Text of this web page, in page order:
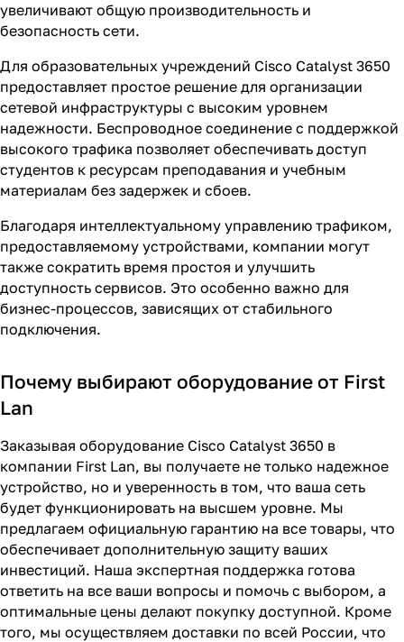
увеличивают общую производительность и
безопасность сети.
Для образовательных учреждений Cisco Catalyst 3650
предоставляет простое решение для организации
сетевой инфраструктуры с высоким уровнем
надежности. Беспроводное соединение с поддержкой
высокого трафика позволяет обеспечивать доступ
студентов к ресурсам преподавания и учебным
материалам без задержек и сбоев.
Благодаря интеллектуальному управлению трафиком,
предоставляемому устройствами, компании могут
также сократить время простоя и улучшить
доступность сервисов. Это особенно важно для
бизнес-процессов, зависящих от стабильного
подключения.
Почему выбирают оборудование от First
Lan
Заказывая оборудование Cisco Catalyst 3650 в
компании First Lan, вы получаете не только надежное
устройство, но и уверенность в том, что ваша сеть
будет функционировать на высшем уровне. Мы
предлагаем официальную гарантию на все товары, что
обеспечивает дополнительную защиту ваших
инвестиций. Наша экспертная поддержка готова
ответить на все ваши вопросы и помочь с выбором, а
оптимальные цены делают покупку доступной. Кроме
того, мы осуществляем доставки по всей России, что